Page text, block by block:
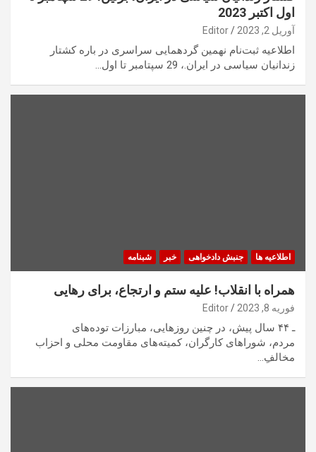
اول اکتبر 2023
آوریل 2, 2023 Editor
اطلاعیه ثبت‌نام نهمین گردهمایی سراسری در باره کشتار
زندانیان سیاسی در ایران.، 29 سپتامبر تا اول…
اطلاعیه ها جنبش دادخواهی خبر شبنامه
همراه با انقلاب! علیه ستم و ارتجاع، برای رهایی
فوریه 8, 2023 Editor
ـ ۴۴ سال پیش، در چنین روزهایی، مبارزات توده‌های
مردم، شوراهای کارگران، کمیته‌های مقاومت محلی و احزاب
مخالفِ…